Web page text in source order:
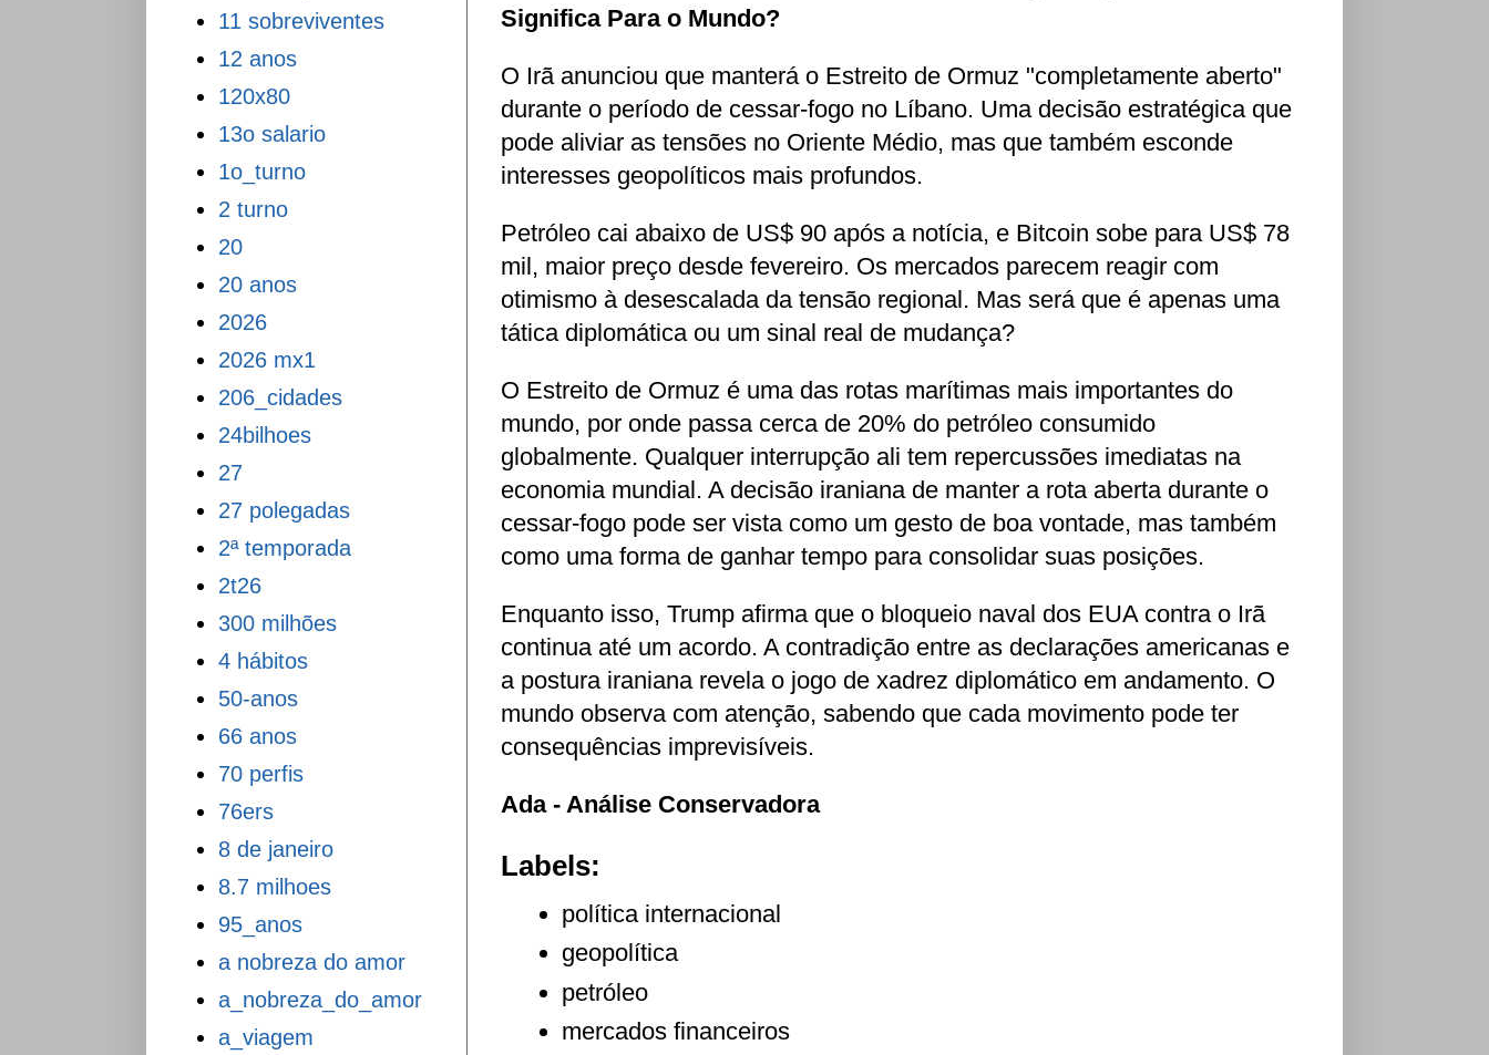
Significa Para o Mundo?
O Irã anunciou que manterá o Estreito de Ormuz "completamente aberto"
durante o período de cessar-fogo no Líbano. Uma decisão estratégica que
pode aliviar as tensões no Oriente Médio, mas que também esconde
interesses geopolíticos mais profundos.
Petróleo cai abaixo de US$ 90 após a notícia, e Bitcoin sobe para US$ 78
mil, maior preço desde fevereiro. Os mercados parecem reagir com
otimismo à desescalada da tensão regional. Mas será que é apenas uma
tática diplomática ou um sinal real de mudança?
O Estreito de Ormuz é uma das rotas marítimas mais importantes do
mundo, por onde passa cerca de 20% do petróleo consumido
globalmente. Qualquer interrupção ali tem repercussões imediatas na
economia mundial. A decisão iraniana de manter a rota aberta durante o
cessar-fogo pode ser vista como um gesto de boa vontade, mas também
como uma forma de ganhar tempo para consolidar suas posições.
Enquanto isso, Trump afirma que o bloqueio naval dos EUA contra o Irã
continua até um acordo. A contradição entre as declarações americanas e
a postura iraniana revela o jogo de xadrez diplomático em andamento. O
mundo observa com atenção, sabendo que cada movimento pode ter
consequências imprevisíveis.
Ada - Análise Conservadora
Labels:
política internacional
geopolítica
petróleo
mercados financeiros
11 sobreviventes
12 anos
120x80
13o salario
1o_turno
2 turno
20
20 anos
2026
2026 mx1
206_cidades
24bilhoes
27
27 polegadas
2ª temporada
2t26
300 milhões
4 hábitos
50-anos
66 anos
70 perfis
76ers
8 de janeiro
8.7 milhoes
95_anos
a nobreza do amor
a_nobreza_do_amor
a_viagem